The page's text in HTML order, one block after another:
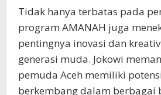
Tidak hanya terbatas pada
program AMANAH juga
pentingnya inovasi dan
generasi muda. Jokowi
pemuda Aceh memiliki
berkembang dalam berbagai